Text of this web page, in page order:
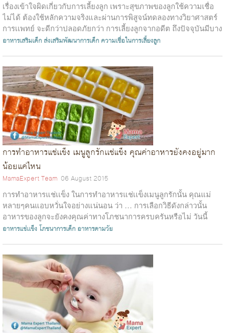
เรื่องเข้าใจผิดเกี่ยวกับการเลี้ยงลูก เพราะสุขภาพของลูกใช้ความเชื่อ
ไม่ได้ ต้องใช้หลักความจริงและผ่านการพิสูจน์ทดลองทางวิยาศาสตร์
การเเพทย์ จะดีกว่าปลอดภัยกว่า การเลี้ยงลูกจากอดีต ถึงปัจจุบันมีบาง
เรื่อง...
อาหารเสริมเด็ก ส่งเสริมพัฒนาการเด็ก ความเชื่อในการเลี้ยงลูก
การทำอาหารแช่เเข็ง เมนูลูกรักเเช่แข็ง คุณค่าอาหารยังคงอยู่มาก
น้อยแค่ไหน
MamaExpert Team 06 August 2015
การทำอาหารแช่เเข็ง ในการทำอาหารแช่เเข็งเมนูลูกรักนั้น คุณแม่
หลายๆคนแอบหวั่นใจอย่างแน่นอน ว่า … การเลือกวิธีดังกล่าวนั้น
อาหารของลูกจะยังคงคุณค่าทางโภชนาการครบครันหรือไม่ วันนี้
Mama Expert ห...
อาหารแช่เเข็งโภชนาการเด็ก อาหารตามวัย